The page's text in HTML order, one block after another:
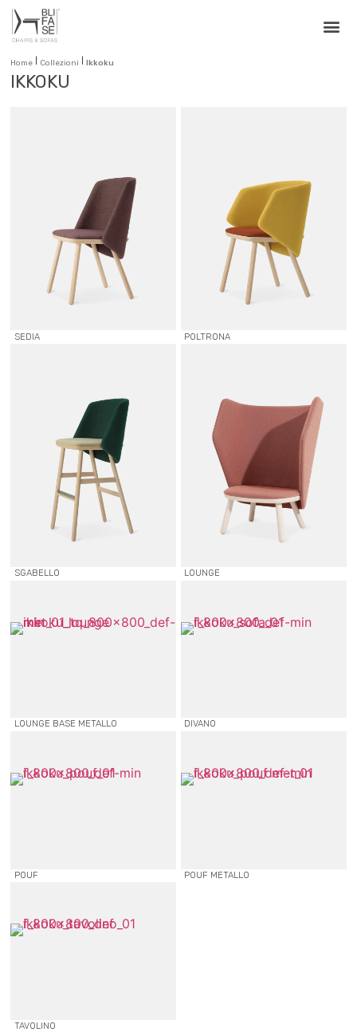
Home Collezioni Ikkoku
IKKOKU
SEDIA
SGABELLO
LOUNGE BASE METALLO
POUF
TAVOLINO
POLTRONA
LOUNGE
DIVANO
POUF METALLO